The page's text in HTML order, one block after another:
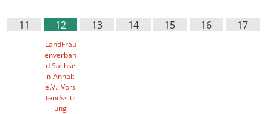
11 12
LandFrau
enverban
d Sachse
n-Anhalt
e.V.: Vors
tandssitz
ung
13 14 15 16 17